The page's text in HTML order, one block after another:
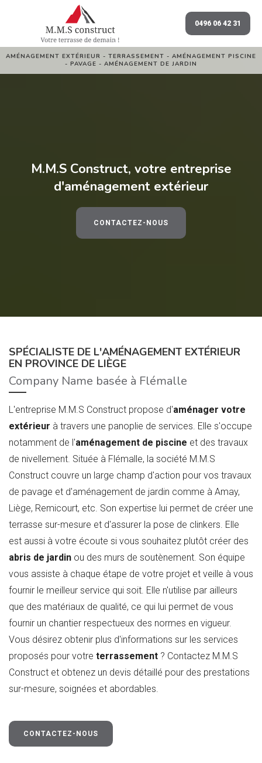
0496 06 42 31
AMÉNAGEMENT EXTÉRIEUR - TERRASSEMENT - AMÉNAGEMENT PISCINE
- PAVAGE - AMÉNAGEMENT DE JARDIN
M.M.S Construct, votre entreprise
d'aménagement extérieur
CONTACTEZ-NOUS
SPÉCIALISTE DE L'AMÉNAGEMENT EXTÉRIEUR
EN PROVINCE DE LIÈGE
Company Name basée à Flémalle
L'entreprise M.M.S Construct propose d'aménager votre
extérieur à travers une panoplie de services. Elle s'occupe
notamment de l'aménagement de piscine et des travaux
de nivellement. Située à Flémalle, la société M.M.S
Construct couvre un large champ d'action pour vos travaux
de pavage et d'aménagement de jardin comme à Amay,
Liège, Remicourt, etc. Son expertise lui permet de créer une
terrasse sur-mesure et d'assurer la pose de clinkers. Elle
est aussi à votre écoute si vous souhaitez plutôt créer des
abris de jardin ou des murs de soutènement. Son équipe
vous assiste à chaque étape de votre projet et veille à vous
fournir le meilleur service qui soit. Elle n'utilise par ailleurs
que des matériaux de qualité, ce qui lui permet de vous
fournir un chantier respectueux des normes en vigueur.
Vous désirez obtenir plus d'informations sur les services
proposés pour votre terrassement ? Contactez M.M.S
Construct et obtenez un devis détaillé pour des prestations
sur-mesure, soignées et abordables.
CONTACTEZ-NOUS